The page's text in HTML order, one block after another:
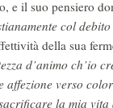
e il suo pensiero
col
della sua
d’animo ch’io
affezione verso
la mia